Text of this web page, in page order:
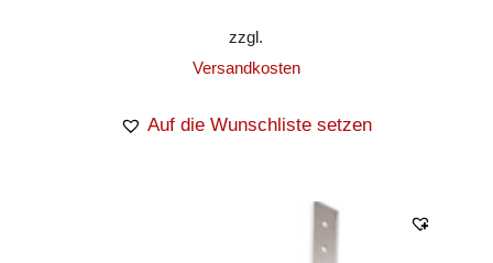
zzgl.
Versandkosten
Auf die Wunschliste setzen